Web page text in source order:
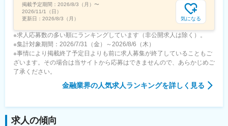
掲載予定期間： 2026/8/3（月） 〜
2026/11/1（日）
更新日： 2026/8/3（月） 気になる
※求人応募数の多い順にランキングしています（非公開求人は除く）。
※集計対象期間：2026/7/31（金）～2026/8/6（木）
※事情により掲載終了予定日よりも前に求人募集が終了していることもご
ざいます。その場合は当サイトから応募はできませんので、あらかじめご
了承ください。
金融業界の人気求人ランキングを詳しく見る
求人の傾向